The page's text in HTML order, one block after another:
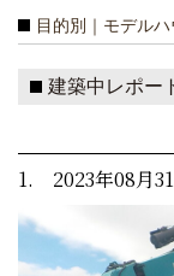
目的別｜モデルハ
建築中レポー
1. 2023年08月